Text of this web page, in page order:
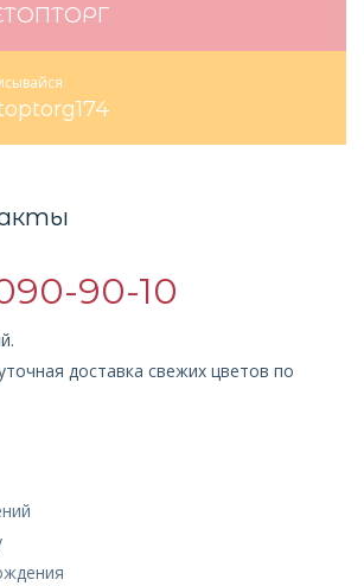
90-10
доставка свежих цветов по